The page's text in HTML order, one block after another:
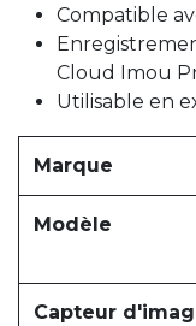
Compatible
Cloud Imou
Utilisable en
Marque
Modèle
Capteur